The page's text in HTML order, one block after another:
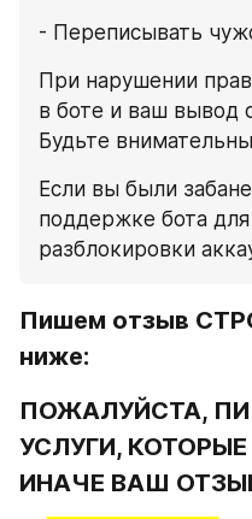
- Переписывать
При нарушении
в боте и ваш вывод
Будьте
Если вы были
поддержке бота
разблокировки
Пишем отзыв
ниже:
ПОЖАЛУЙСТА,
УСЛУГИ,
ИНАЧЕ ВАШ